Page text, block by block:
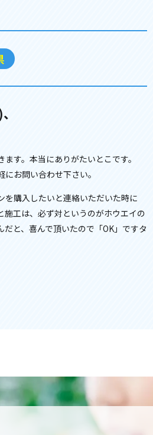
す。本当にありがたいとこです。
お問い合わせ下さい。
購入したいと連絡いただいた時に
工は、必ず対というのがホウエイの
と、喜んで頂いたので「OK」ですタ